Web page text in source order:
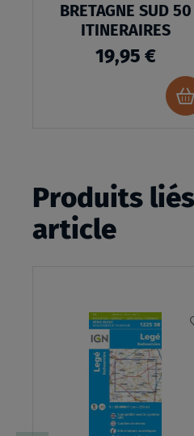
BRETAGNE SUD 50
ITINERAIRES
19,95 €
Produits
article